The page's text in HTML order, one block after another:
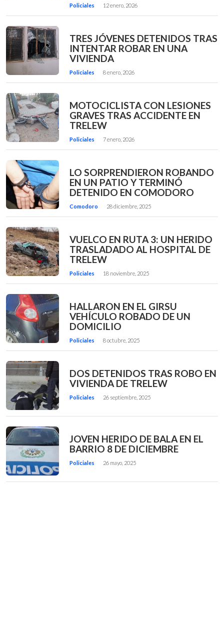
Policiales 12 enero, 2026
TRES JÓVENES DETENIDOS TRAS
INTENTAR ROBAR EN UNA
VIVIENDA
Policiales 8 enero, 2026
MOTOCICLISTA CON LESIONES
GRAVES TRAS ACCIDENTE EN
TRELEW
Policiales 7 enero, 2026
LO SORPRENDIERON ROBANDO
EN UN PATIO Y TERMINÓ
DETENIDO EN COMODORO
Comodoro 28 diciembre, 2025
VUELCO EN RUTA 3: UN HERIDO
TRASLADADO AL HOSPITAL DE
TRELEW
Policiales 18 noviembre, 2025
HALLARON EN EL GIRSU
VEHÍCULO ROBADO DE UN
DOMICILIO
Policiales 8 octubre, 2025
DOS DETENIDOS TRAS ROBO EN
VIVIENDA DE TRELEW
Policiales 26 septiembre, 2025
JOVEN HERIDO DE BALA EN EL
BARRIO 8 DE DICIEMBRE
Policiales 26 mayo, 2025